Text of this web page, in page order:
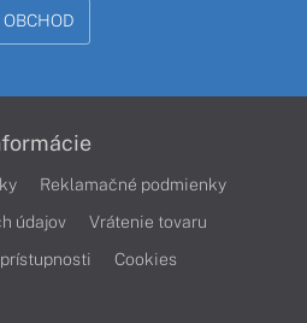
Reklamačné podmienky
údajov
Vrátenie tovaru
Cookies